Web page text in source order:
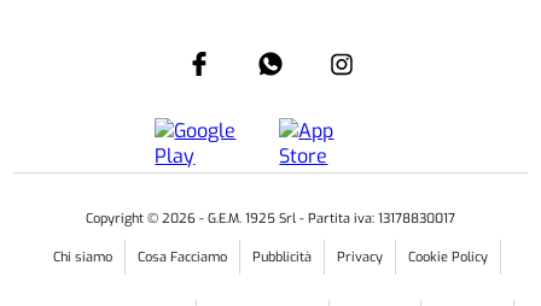
Copyright © 2026 - G.E.M. 1925 Srl - Partita iva: 13178830017
Chi siamo Cosa Facciamo Pubblicità Privacy Cookie Policy